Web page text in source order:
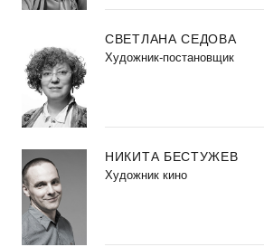
СВЕТЛАНА СЕДОВА
Художник-постановщик
НИКИТА БЕСТУЖЕВ
Художник кино